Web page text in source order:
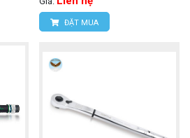
ĐẶT MUA